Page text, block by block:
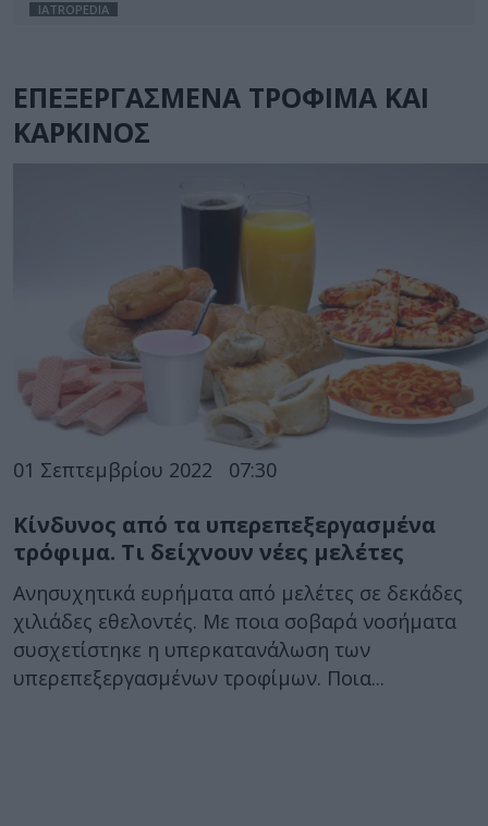
IATROPEDIA
ΕΠΕΞΕΡΓΑΣΜΕΝΑ ΤΡΟΦΙΜΑ ΚΑΙ
ΚΑΡΚΙΝΟΣ
01 Σεπτεμβρίου 2022 07:30
Κίνδυνος από τα υπερεπεξεργασμένα
τρόφιμα. Τι δείχνουν νέες μελέτες
Ανησυχητικά ευρήματα από μελέτες σε δεκάδες
χιλιάδες εθελοντές. Με ποια σοβαρά νοσήματα
συσχετίστηκε η υπερκατανάλωση των
υπερεπεξεργασμένων τροφίμων. Ποια...